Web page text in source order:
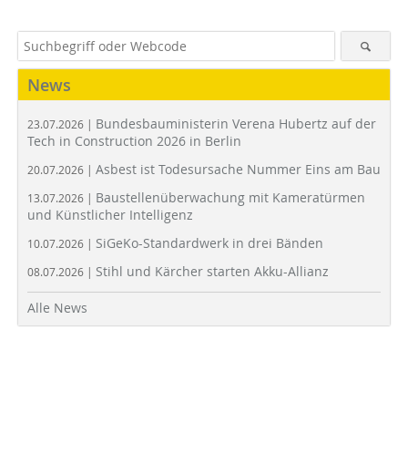
News
23.07.2026 | Bundesbauministerin Verena Hubertz auf der
Tech in Construction 2026 in Berlin
20.07.2026 | Asbest ist Todesursache Nummer Eins am Bau
13.07.2026 | Baustellenüberwachung mit Kameratürmen
und Künstlicher Intelligenz
10.07.2026 | SiGeKo-Standardwerk in drei Bänden
08.07.2026 | Stihl und Kärcher starten Akku-Allianz
Alle News